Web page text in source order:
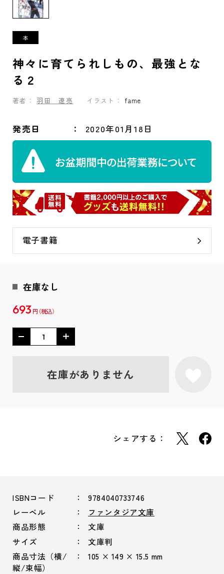
神々に育てられしもの、最強とな
る２
著者： 羽田 遼亮 イラスト： fame
発売日 2020年01月18日
電子書籍
在庫なし
693 円
在庫がありません
シェアする：
ISBNコード
9784040733746
レーベル
ファンタジア文庫
商品形態
文庫
サイズ
文庫判
商品寸法（横/
縦/束幅）
105 × 149 × 15.5 mm